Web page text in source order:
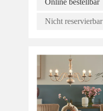
Online bestellbar
Nicht reservierbar